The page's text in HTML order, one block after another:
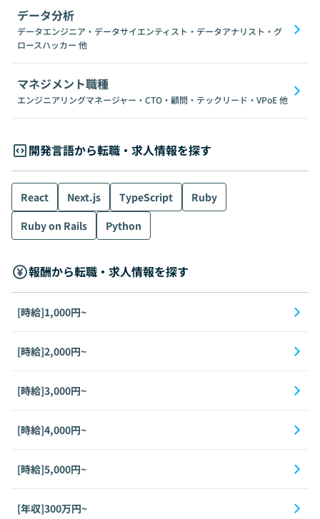
データ分析
データエンジニア・データサイエンティスト・データアナリスト・グ
ロースハッカー 他
マネジメント職種
エンジニアリングマネージャー・CTO・顧問・テックリード・VPoE他
開発言語から転職・求人情報を探す
React Next.js TypeScript
Ruby
Ruby on Rails
Python
報酬から転職・求人情報を探す
[時給]1,000円~
[時給]2,000円~
[時給]3,000円~
[時給]4,000円~
[時給]5,000円~
[年収]300万円~